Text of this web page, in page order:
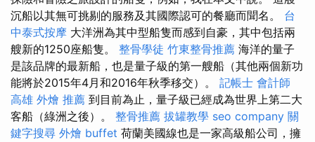
沉船以其無可挑剔的服務及其國際認可的餐廳而聞名。 台
中泰式按摩 大洋洲為其中型船隻而感到自豪，其中包括兩
艘新的1250座船隻。 整骨學徒 竹東整骨推薦 海洋的量子
是該品牌的最新船，也是量子級的第一艘船（其他兩個新功
能將於2015年4月和2016年秋季移交）。 記帳士 會計師
高雄 外燴 推薦 到目前為止，量子級已經成為世界上第二大
客船（綠洲之後）。 整骨推薦 拔罐教學 seo company 關
鍵字搜尋 外燴 buffet 荷蘭美國線也是一家高級船公司，擁